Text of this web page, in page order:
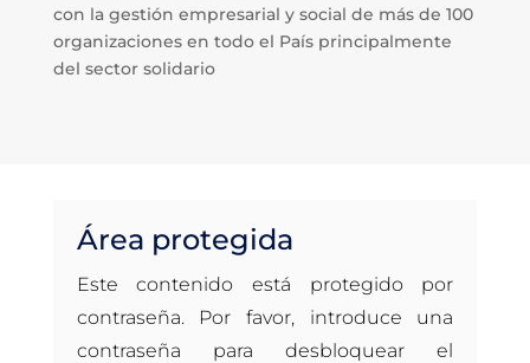
con la gestión empresarial y social de más de 100
organizaciones en todo el País principalmente
del sector solidario
Área protegida
Este contenido está protegido por
contraseña. Por favor, introduce una
contraseña para desbloquear el